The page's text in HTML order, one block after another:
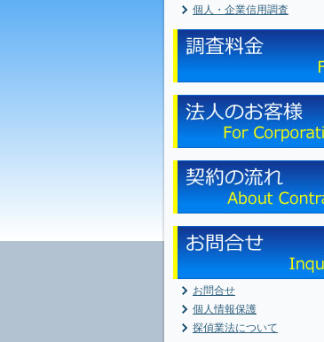
個人・企業信用調査
お問合せ
個人情報保護
探偵業法について